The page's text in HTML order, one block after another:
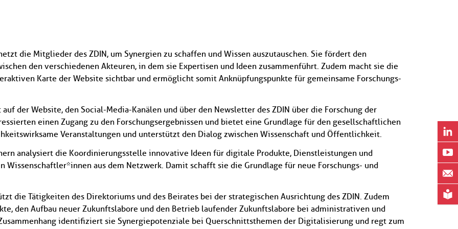
die Mitglieder des ZDIN, um Synergien zu schaffen und Wissen auszutauschen. Sie fördert den
den verschiedenen Akteuren, in dem sie Expertisen und Ideen zusammenführt. Zudem macht sie die
Karte der Website sichtbar und ermöglicht somit Anknüpfungspunkte für gemeinsame Forschungs-
der Website, den Social-Media-Kanälen und über den Newsletter des ZDIN über die Forschung der
einen Zugang zu den Forschungsergebnissen und bietet eine Grundlage für den gesellschaftlichen
Veranstaltungen und unterstützt den Dialog zwischen Wissenschaft und Öffentlichkeit.
analysiert die Koordinierungsstelle innovative Ideen für digitale Produkte, Dienstleistungen und
Wissenschaftler*innen aus dem Netzwerk. Damit schafft sie die Grundlage für neue Forschungs- und
die Tätigkeiten des Direktoriums und des Beirates bei der strategischen Ausrichtung des ZDIN. Zudem
den Aufbau neuer Zukunftslabore und den Betrieb laufender Zukunftslabore bei administrativen und
identifiziert sie Synergiepotenziale bei Querschnittsthemen der Digitalisierung und regt zum
Newsletter abonnieren
E-Mail*
umfassend über unsere Datenverarbeitung und Ihre
Datenschutzrechte informieren.*
* Pflichtfelder Abonnieren